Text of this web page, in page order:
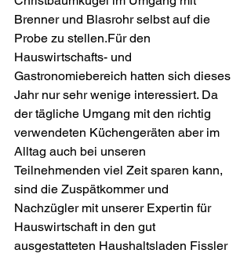
Brenner und Blasrohr selbst auf die
Probe zu stellen.Für den
Hauswirtschafts- und
Gastronomiebereich hatten sich dieses
Jahr nur sehr wenige interessiert. Da
der tägliche Umgang mit den richtig
verwendeten Küchengeräten aber im
Alltag auch bei unseren
Teilnehmenden viel Zeit sparen kann,
sind die Zuspätkommer und
Nachzügler mit unserer Expertin für
Hauswirtschaft in den gut
ausgestatteten Haushaltsladen Fissler